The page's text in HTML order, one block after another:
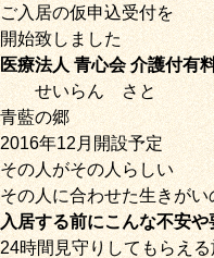
ご入居の仮申込受付を
開始致しました
医療法人 青心会 介護付有
せいらんさと
青藍の郷
2016年12月開設予定
その人がその人らしい
その人に合わせた生きが
入居する前にこんな不安
24時間見守りしてもらえ